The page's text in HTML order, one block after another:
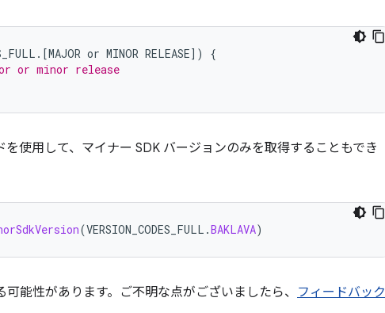
. [MAJOR or MINOR RELEASE] )
{
or minor release
を使用して、マイナー SDK バージョンのみを取得することもでき
(VERSION_CODES_FULL .BAKLAVA)
能性があります。ご不明な点がございましたら、
フィードバック